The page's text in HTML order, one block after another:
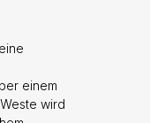
einem
wird